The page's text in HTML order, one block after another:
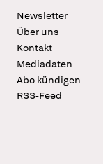
Newsletter
Über uns
Kontakt
Mediadaten
Abo kündigen
RSS-Feed